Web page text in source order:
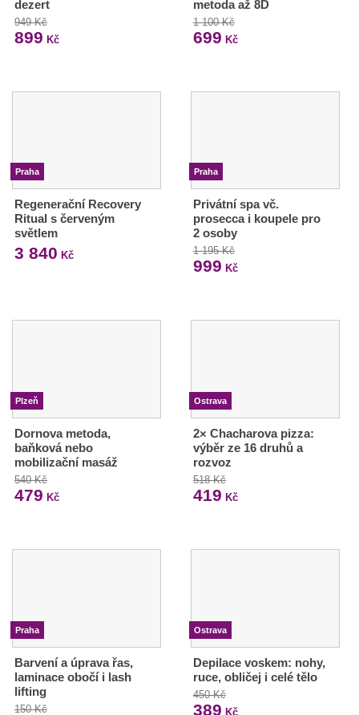
dezert
949 Kč
899 Kč
metoda až 8D
1 100 Kč
699 Kč
Praha
Regenerační Recovery
Ritual s červeným
světlem
3 840 Kč
Praha
Privátní spa vč.
prosecca i koupele pro
2 osoby
1 195 Kč
999 Kč
Plzeň
Dornova metoda,
baňková nebo
mobilizační masáž
540 Kč
479 Kč
Ostrava
2× Chacharova pizza:
výběr ze 16 druhů a
rozvoz
518 Kč
419 Kč
Praha
Barvení a úprava řas,
laminace obočí i lash
lifting
150 Kč
Ostrava
Depilace voskem: nohy,
ruce, obličej i celé tělo
450 Kč
389 Kč